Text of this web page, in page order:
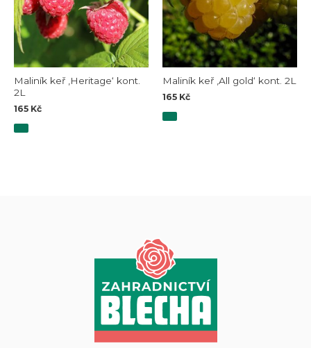
Maliník keř ‚Heritage‘ kont.
2L
165 Kč
Maliník keř ‚All gold‘ kont. 2L
165 Kč